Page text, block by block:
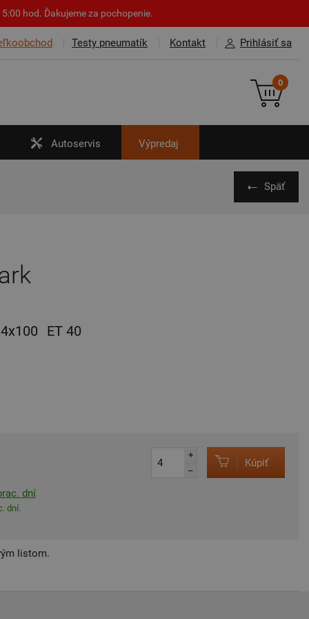
hod. Ďakujeme za pochopenie.
Testy pneumatík Kontakt Prihlásiť sa
0
Autoservis Výpredaj
Späť
4x100 ET 40
dní
dní.
+
–
Kúpiť
listom.